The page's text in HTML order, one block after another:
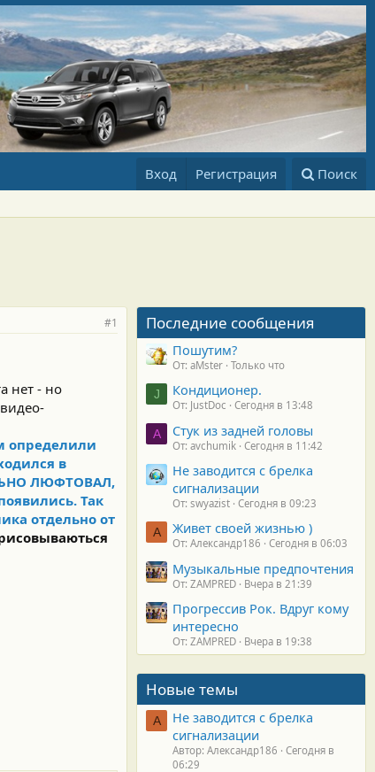
Вход Регистрация Поиск
#1
нет - но
определили
в
ЛЮФТОВАЛ,
Так
отдельно от
Последние сообщения
Пошутим?
От: aMster Только что
J Кондиционер.
От: JustDoc Сегодня в 13:48
A Стук из задней головы
От: avchumik Сегодня в 11:42
Не заводится с брелка
сигнализации
От: swyazist Сегодня в 09:23
А Живет своей жизнью )
От: Александр186 Сегодня в 06:03
Музыкальные предпочтения
От: ZAMPRED Вчера в 21:39
Прогрессив Рок. Вдруг кому
интересно
От: ZAMPRED Вчера в 19:38
Новые темы
А
Не заводится с брелка
сигнализации
Автор: Александр186
Сегодня в
06:29